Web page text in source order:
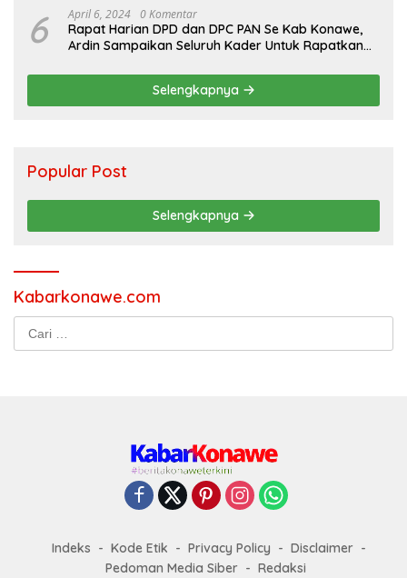
6 April 6, 2024 0 Komentar
Rapat Harian DPD dan DPC PAN Se Kab Konawe,
Ardin Sampaikan Seluruh Kader Untuk Rapatkan
Selengkapnya
Popular Post
Selengkapnya
Kabarkonawe.com
Cari
untuk:
Indeks Kode Etik Privacy Policy
Disclaimer
Pedoman Media Siber
Redaksi